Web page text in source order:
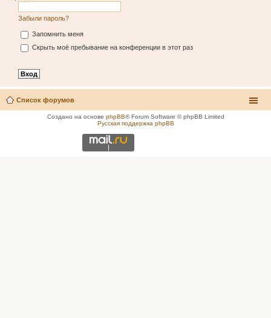
Забыли пароль?
Запомнить меня
Скрыть моё пребывание на конференции в этот раз
Список форумов
Создано на основе phpBB® Forum Software © phpBB Limited
Русская поддержка phpBB